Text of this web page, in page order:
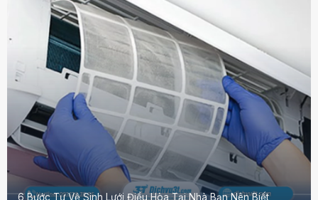
6 Bước Tự Vệ Sinh Lưới Điều Hòa Tại Nhà Bạn Nên Biết